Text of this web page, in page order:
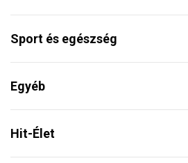
Sport és egészség
Egyéb
Hit-Élet